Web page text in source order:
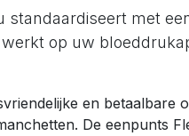
standaardiseert met
op uw
en betaalbare
De eenpunts